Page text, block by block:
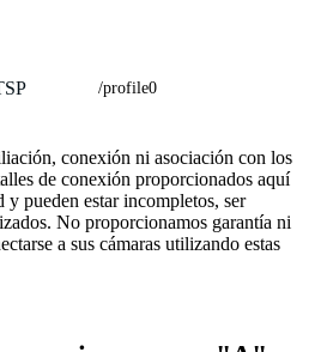
/profile0
conexión ni asociación con los
de conexión proporcionados aquí
pueden estar incompletos, ser
No proporcionamos garantía ni
a sus cámaras utilizando estas